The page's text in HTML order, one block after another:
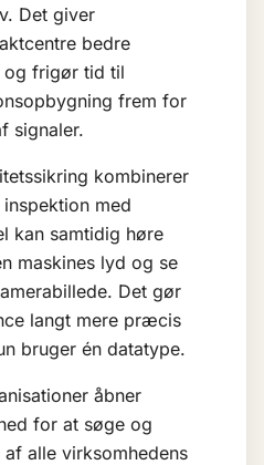
Det giver
bedre
og frigør tid til
frem for
signaler.
kombinerer
med
kan samtidig høre
maskines lyd og se
Det gør
langt mere præcis
bruger én datatype.
åbner
for at søge og
alle virksomhedens